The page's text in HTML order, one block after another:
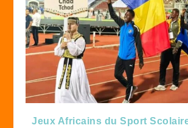
Jeux Africains du Sport